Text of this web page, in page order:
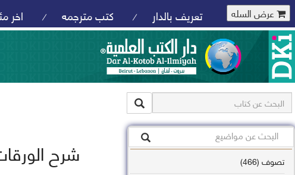
عرض السله تعريف بالدار / كتب مترجمه / اخر
تصوف (466)
شرح